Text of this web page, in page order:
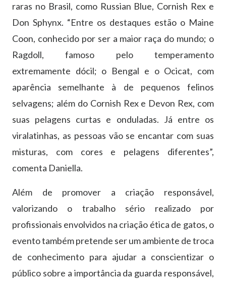
raras no Brasil, como Russian Blue, Cornish Rex e
Don Sphynx. “Entre os destaques estão o Maine
Coon, conhecido por ser a maior raça do mundo; o
Ragdoll, famoso pelo temperamento
extremamente dócil; o Bengal e o Ocicat, com
aparência semelhante à de pequenos felinos
selvagens; além do Cornish Rex e Devon Rex, com
suas pelagens curtas e onduladas. Já entre os
viralatinhas, as pessoas vão se encantar com suas
misturas, com cores e pelagens diferentes”,
comenta Daniella.
Além de promover a criação responsável,
valorizando o trabalho sério realizado por
profissionais envolvidos na criação ética de gatos, o
evento também pretende ser um ambiente de troca
de conhecimento para ajudar a conscientizar o
público sobre a importância da guarda responsável,